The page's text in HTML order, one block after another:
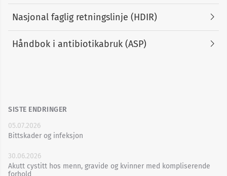
Nasjonal faglig retningslinje (HDIR)
Håndbok i antibiotikabruk (ASP)
SISTE ENDRINGER
05.07.2026
Bittskader og infeksjon
30.06.2026
Akutt cystitt hos menn, gravide og kvinner med kompliserende
forhold